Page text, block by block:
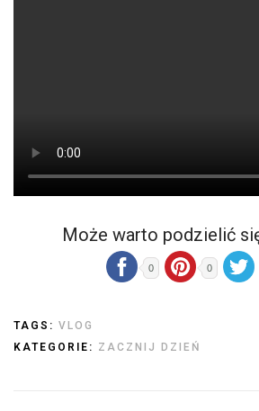
Może warto podzielić
0 0
TAGS: VLOG
KATEGORIE: ZACZNIJ DZIEŃ